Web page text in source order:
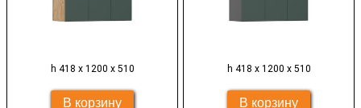
h 418 х 1200 х 510 h 418 х 1200 х 510